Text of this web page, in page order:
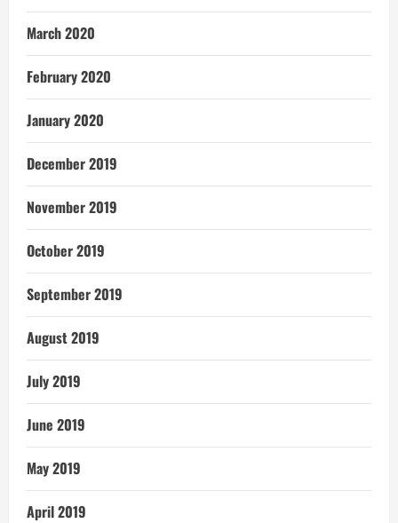
March 2020
February 2020
January 2020
December 2019
November 2019
October 2019
September 2019
August 2019
July 2019
June 2019
May 2019
April 2019